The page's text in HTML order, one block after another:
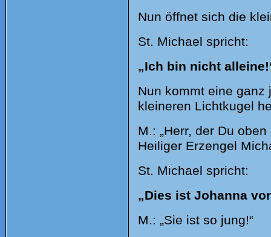
Nun öffnet sich die
St. Michael spricht:
„Ich bin nicht
Nun kommt eine ganz
kleineren Lichtkugel
M.: „Herr, der Du
Heiliger Erzengel
St. Michael spricht:
„Dies ist Johanna
M.: „Sie ist so jung!“